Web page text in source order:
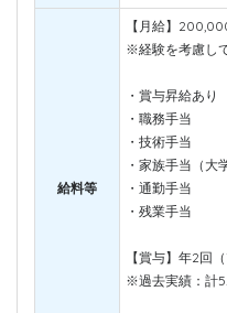
給料等
【月給】
※経験を考慮し
・賞与昇給あり
・職務手当
・技術手当
・家族手当（大
・通勤手当
・残業手当
【賞与】年2回
※過去実績：計